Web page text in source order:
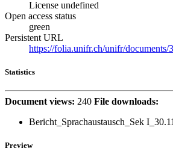
License undefined
Open access status
green
Persistent URL
https://folia.unifr.ch/unifr/documents/
Statistics
Document views: 240 File downloads:
Bericht_Sprachaustausch_Sek
Preview